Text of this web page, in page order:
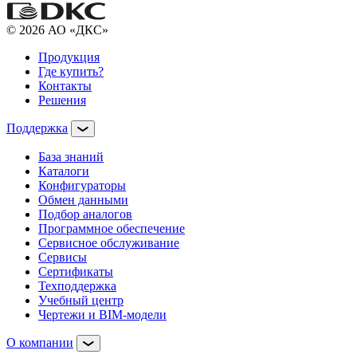
© 2026 АО «ДКС»
Продукция
Где купить?
Контакты
Решения
Поддержка
База знаний
Каталоги
Конфигураторы
Обмен данными
Подбор аналогов
Программное обеспечение
Сервисное обслуживание
Сервисы
Сертификаты
Техподдержка
Учебный центр
Чертежи и BIM-модели
О компании